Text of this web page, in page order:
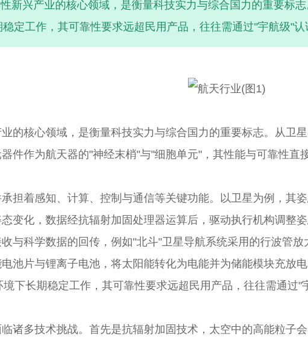
新兴产业的核心领域，是衡量科技实力与综合国力的重要标
定工作，其可靠性要求远超民用产品，往往需通过"宇航级"
征，每一个航天里程碑背后，都凝聚着无数科研人员对电子元
的核心领域，是衡量科技实力与综合国力的重要标志。从卫
件作为航天器的"神经末梢"与"细胞单元"，其性能与可靠性直
担着感知、计算、控制与通信等关键功能。以卫星为例，其
变化，数据经抗辐射加固处理器运算后，驱动执行机构调整
与科学数据的回传，例如"北斗"卫星导航系统采用的行波管
池片与锂离子电池，将太阳能转化为电能并为储能模块充放
长期稳定工作，其可靠性要求远超民用产品，往往需通过"
诸多技术挑战。首先是抗辐射加固技术，太空中的高能粒子